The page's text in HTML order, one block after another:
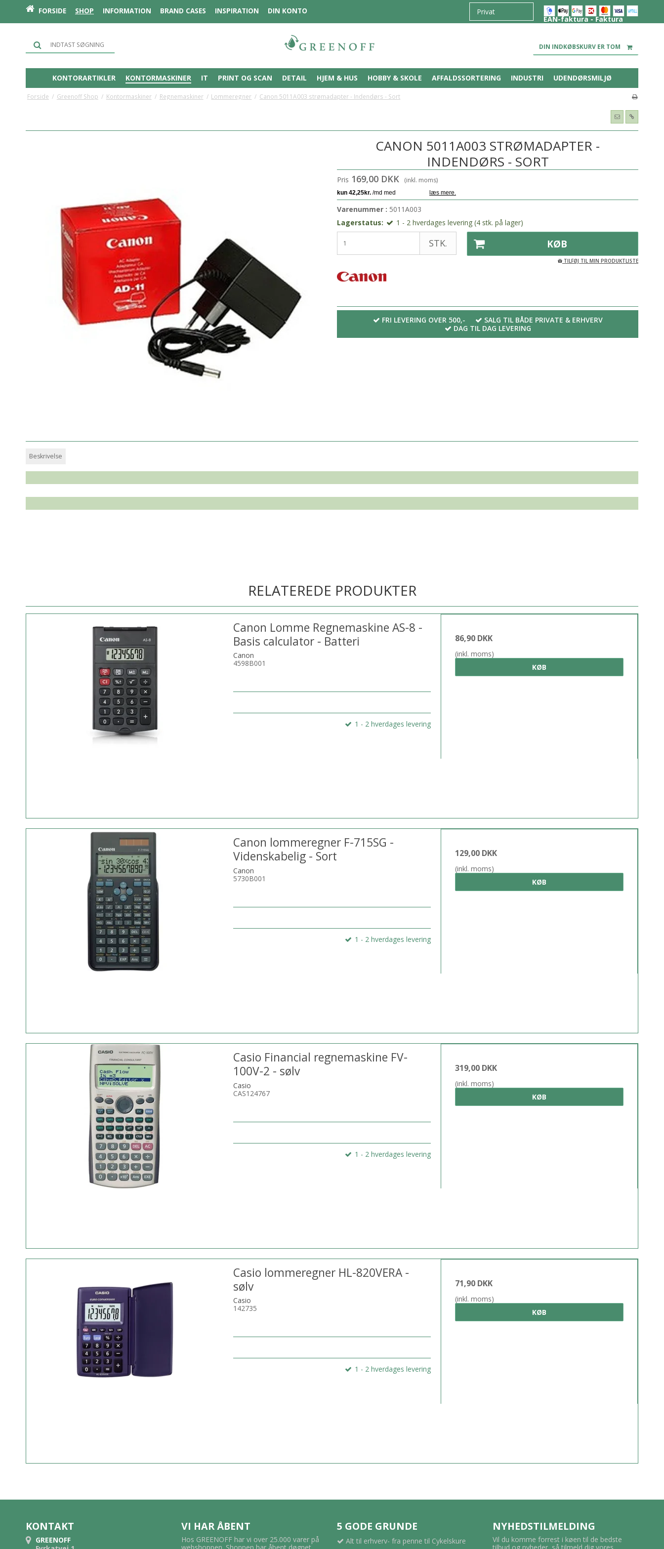
FORSIDE SHOP INFORMATION BRAND CASES INSPIRATION DIN KONTO
EAN-faktura - Faktura
DIN INDKØBSKURV ER TOM
KONTORARTIKLER KONTORMASKINER IT PRINT OG SCAN DETAIL HJEM & HUS HOBBY & SKOLE AFFALDSSORTERING INDUSTRI UDENDØRSMILJØ
Forside / Greenoff Shop / Kontormaskiner / Regnemaskiner / Lommeregner / Canon 5011A003 strømadapter - Indendørs - Sort
CANON 5011A003 STRØMADAPTER -
INDENDØRS - SORT
Pris 169,00 DKK (inkl. moms)
Varenummer : 5011A003
Lagerstatus:
1 - 2 hverdages levering (4 stk. på lager)
STK. KØB
TILFØJ TIL MIN PRODUKTLISTE
FRI LEVERING OVER 500,-
SALG TIL BÅDE PRIVATE & ERHVERV
DAG TIL DAG LEVERING
Beskrivelse
RELATEREDE PRODUKTER
Canon Lomme Regnemaskine AS-8 -
Basis calculator - Batteri
Canon
4598B001
1 - 2 hverdages levering
86,90 DKK
(inkl. moms)
KØB
Canon lommeregner F-715SG -
Videnskabelig - Sort
Canon
5730B001
1 - 2 hverdages levering
129,00 DKK
(inkl. moms)
KØB
Casio Financial regnemaskine FV-
100V-2 - sølv
Casio
CAS124767
1 - 2 hverdages levering
319,00 DKK
(inkl. moms)
KØB
Casio lommeregner HL-820VERA -
sølv
Casio
142735
1 - 2 hverdages levering
71,90 DKK
(inkl. moms)
KØB
KONTAKT
GREENOFF
VI HAR ÅBENT
Hos GREENOFF har vi over 25.000 varer på
5 GODE GRUNDE
Alt til erhverv- fra penne til Cykelskure
NYHEDSTILMELDING
Vil du komme forrest i køen til de bedste